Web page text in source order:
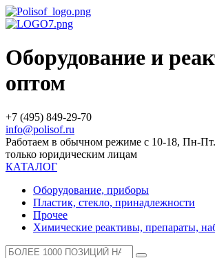
Оборудование и
оптом
+7 (495) 849-29-70
info@polisof.ru
Работаем в обычном режиме с 10-18, Пн-
только юридическим лицам
КАТАЛОГ
Оборудование, приборы
Пластик, стекло, принадлежности
Прочее
Химические реактивы, препараты,